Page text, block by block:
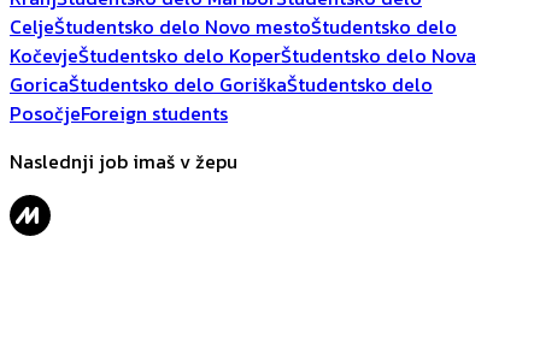
CeljeŠtudentsko delo Novo mestoŠtudentsko delo
KočevjeŠtudentsko delo KoperŠtudentsko delo Nova
GoricaŠtudentsko delo GoriškaŠtudentsko delo
PosočjeForeign students
Naslednji job imaš v žepu